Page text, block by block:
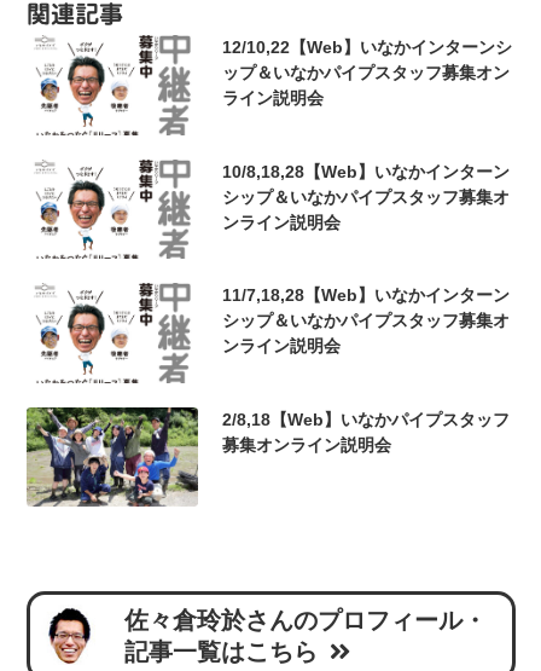
関連記事
12/10,22【Web】いなかインターンシ
ップ＆いなかパイプスタッフ募集オン
ライン説明会
10/8,18,28【Web】いなかインターン
シップ＆いなかパイプスタッフ募集オ
ンライン説明会
11/7,18,28【Web】いなかインターン
シップ＆いなかパイプスタッフ募集オ
ンライン説明会
2/8,18【Web】いなかパイプスタッフ
募集オンライン説明会
佐々倉玲於さんのプロフィール・
記事一覧はこちら